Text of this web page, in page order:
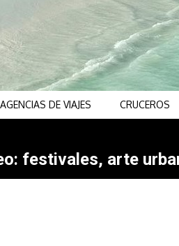
AGENCIAS DE VIAJES CRUCEROS
festivales, arte